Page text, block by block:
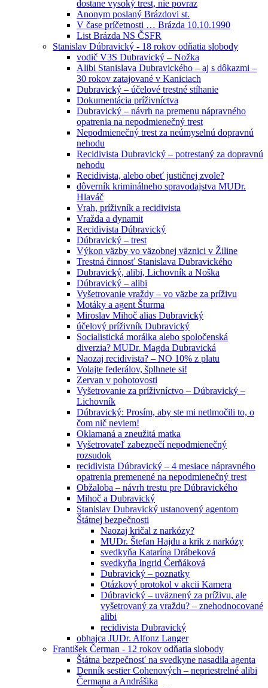
dostane vysoký trest, nie povraz
Anonym poslaný Brázdovi st.
V čase príčetnosti … Brázda 10.10.1990
List Brázda NS ČSFR
Stanislav Dúbravický - 18 rokov odňatia slobody
vodič V3S Dubravický – Nožka
Alibi Stanislava Dubravického – aj s dôkazmi –
30 rokov zatajované v Kaniciach
Dubravický – účelové trestné stíhanie
Dokumentácia príživníctva
Dubravický – návrh na premenu nápravného
opatrenia na nepodmienečný trest
Nepodmienečný trest za neúmyselnú dopravnú
nehodu
Recidivista Dubravický – potrestaný za dopravnú
nehodu
Recidivista, alebo obeť justičnej zvole?
dôverník kriminálneho spravodajstva MUDr.
Hlaváč
Vrah, príživník a recidivista
Vražda a dynamit
Recidivista Dúbravický
Dúbravický – trest
Výkon väzby vo väzobnej väznici v Žiline
Trestná činnosť Stanislava Dubravického
Dubravický, alibi, Lichovník a Noška
Dúbravický – alibi
Vyšetrovanie vraždy – vo väzbe za príživu
Motáky a agent Šturma
Miroslav Mihoč alias Dubravický
účelový príživník Dubravický
Socialistická morálka alebo spoločenská
diverzia? MUDr. Magda Dubravická
Naozaj recidivista? – NO 10% z platu
Volajte federálov, šplhnete si!
Zervan v pohotovosti
Vyšetrovanie za príživníctvo – Dúbravický –
Lichovník
Dúbravický: Prosím, aby ste mi netlmočili to, o
čom nič neviem!
Oklamaná a zneužitá matka
Vyšetrovateľ zabezpečí nepodmienečný
rozsudok
recidivista Dúbravický – 4 mesiace nápravného
opatrenia premenené na nepodmienečný trest
Obžaloba – návrh trestu pre Dúbravického
Mihoč a Dubravický
Stanislav Dubravický ustanovený agentom
Štátnej bezpečnosti
Naozaj kričal z narkózy?
MUDr. Štefan Hajdu a krik z narkózy
svedkyňa Katarína Drábeková
svedkyňa Ingrid Čerňáková
Dubravický – poznatky
Otázkový protokol v akcii Kamera
Dúbravický – uväznený za príživu, ale
vyšetrovaný za vraždu? – znehodnocované
alibi
recidivista Dubravický
obhajca JUDr. Alfonz Langer
František Čerman - 12 rokov odňatia slobody
Štátna bezpečnosť na svedkyne nasadila agenta
Denník sestier Cohenových – nepriestrelné alibi
Čermana a Andrášika